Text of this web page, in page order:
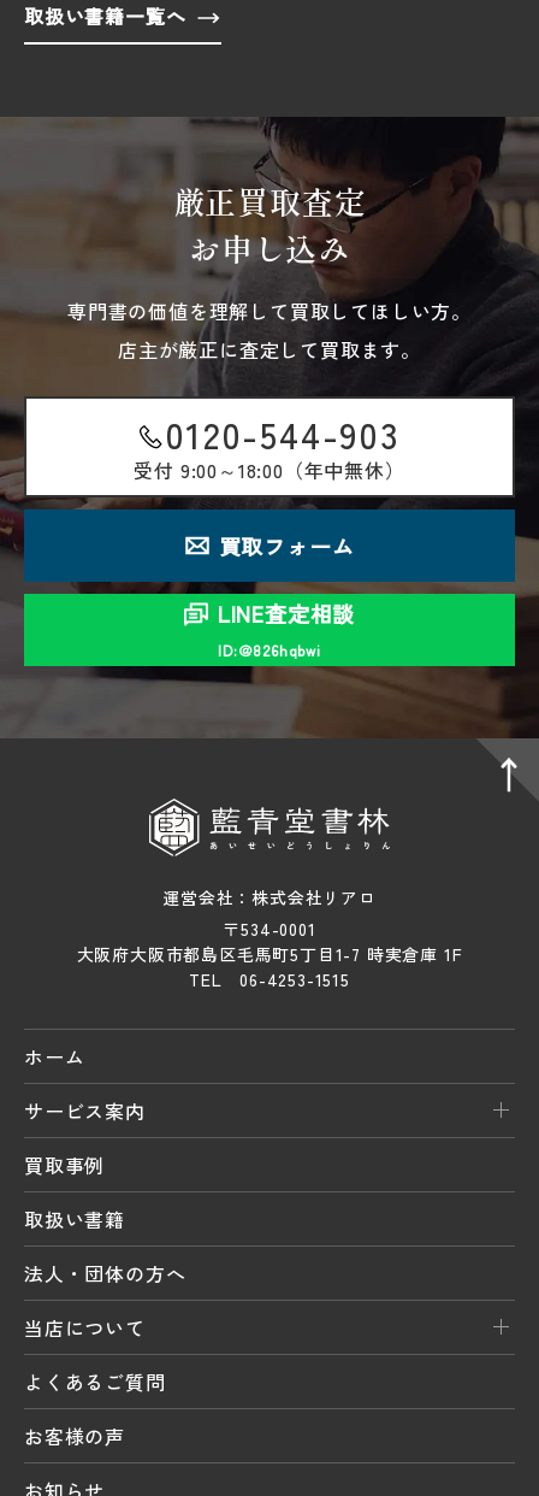
取扱い書籍一覧へ
厳正買取査定
お申し込み
専門書の価値を理解して買取してほしい方。
店主が厳正に査定して買取ます。
0120-544-903
受付 9:00～18:00（年中無休）
買取フォーム
LINE査定相談
ID:＠826hqbwi
運営会社：株式会社リアロ
〒534-0001
大阪府大阪市都島区毛馬町5丁目1-7 時実倉庫 1F
TEL 06-4253-1515
ホーム
サービス案内
買取事例
取扱い書籍
法人・団体の方へ
当店について
よくあるご質問
お客様の声
お知らせ